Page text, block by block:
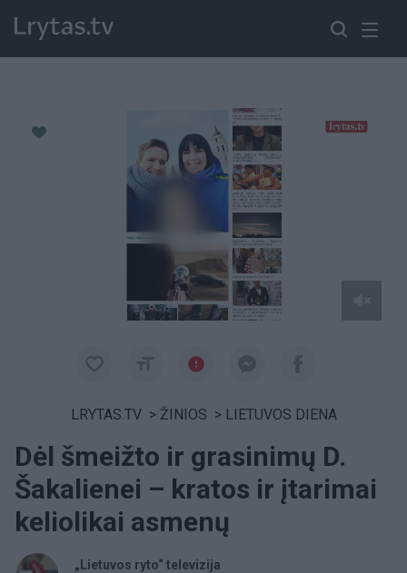
LRYTAS.TV > ŽINIOS > LIETUVOS DIENA
Dėl šmeižto ir grasinimų D.
Šakalienei – kratos ir įtarimai
keliolikai asmenų
„Lietuvos ryto“ televizija